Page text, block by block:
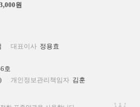
3,000원
대표이사 정용효
호
) 개인정보관리책임자 김훈